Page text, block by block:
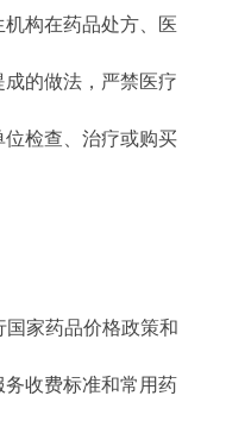
构在药品处方、医
的做法，严禁医疗
检查、治疗或购买
家药品价格政策和
收费标准和常用药